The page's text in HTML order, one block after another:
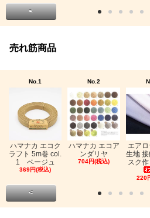
<
売れ筋商品
No.1
ハマナカ エコク
ラフト 5m巻 col.
1 ベージュ
369円(税込)
No.2
ハマナカ エコア
ンダリヤ
704円(税込)
エア
生地
スク
220
<